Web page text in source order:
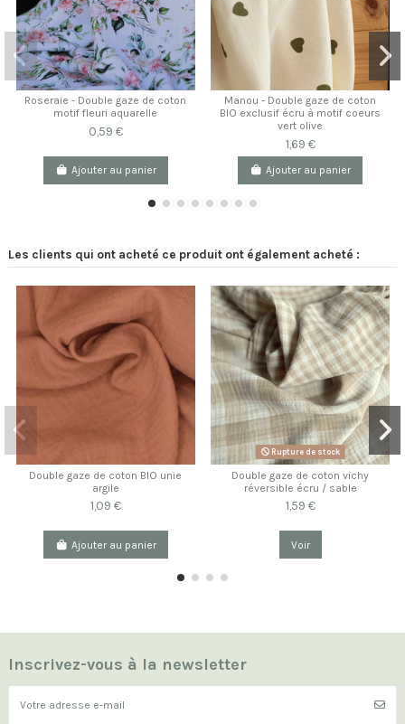
Roseraie - Double gaze de coton
motif fleuri aquarelle
0,59 €
Ajouter au panier
Manou - Double gaze de coton
BIO exclusif écru à motif coeurs
vert olive
1,69 €
Ajouter au panier
Les clients qui ont acheté ce produit ont également acheté :
Double gaze de coton BIO unie
argile
1,09 €
Ajouter au panier
Rupture de stock
Double gaze de coton vichy
réversible écru / sable
1,59 €
Voir
Inscrivez-vous à la newsletter